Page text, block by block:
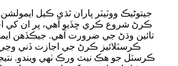
جيتوڻيڪ ووٽيٽر پاران ٿڌي ڪيل ايمولشن
ڪرڻ شروع ڪري ڇڏيو آهي، پر ان کي
تائين وڌڻ جي ضرورت آهي. جيڪڏهن
ڪرسٽلائيز ڪرڻ جي اجازت ڏني
ڪرسٽل جو هڪ نيٽ ورڪ ٺهي ويندو.